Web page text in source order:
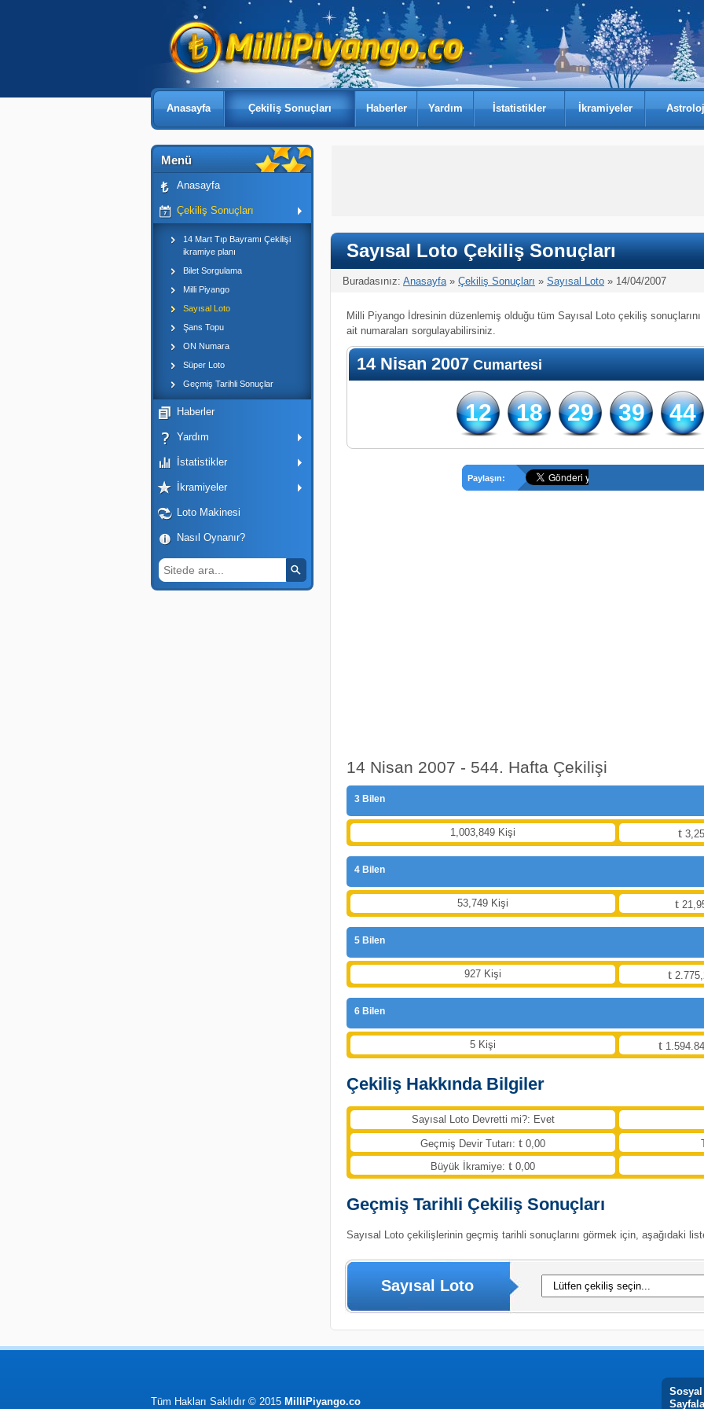
Anasayfa Çekiliş Sonuçları Haberler Yardım İstatistikler İkramiyeler
Menü
Anasayfa
Çekiliş Sonuçları
14 Mart Tıp Bayramı Çekilişi
ikramiye planı
Bilet Sorgulama
Milli Piyango
Sayısal Loto
Şans Topu
ON Numara
Süper Loto
Geçmiş Tarihli Sonuçlar
Haberler
Yardım
İstatistikler
İkramiyeler
Loto Makinesi
Nasıl Oynanır?
Sayısal Loto Çekiliş Sonuçları
Buradasınız: Anasayfa » Çekiliş Sonuçları » Sayısal Loto » 14/04/2007
Milli Piyango İdresinin düzenlemiş olduğu tüm Sayısal Loto çekiliş
ait numaraları sorgulayabilirsiniz.
14 Nisan 2007Cumartesi
12 18 29 39 44
Paylaşın:
14 Nisan 2007 - 544. Hafta Çekilişi
3 Bilen
1,003,849 Kişi
4 Bilen
53,749 Kişi
5 Bilen
927 Kişi
6 Bilen
5 Kişi
Çekiliş Hakkında Bilgiler
Sayısal Loto Devretti mi?: Evet
Geçmiş Devir Tutarı: 0,00
Büyük İkramiye:
0,00
Geçmiş Tarihli Çekiliş Sonuçları
Sayısal Loto çekilişlerinin geçmiş tarihli sonuçlarını görmek için, aşağıdaki
Sayısal Loto
Tüm Hakları Saklıdır © 2015 MilliPiyango.co